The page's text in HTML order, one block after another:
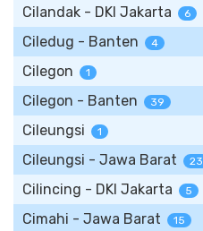
Cilandak - DKI Jakarta 6
Ciledug - Banten 4
Cilegon 1
Cilegon - Banten 39
Cileungsi 1
Cileungsi - Jawa Barat 23
Cilincing - DKI Jakarta 5
Cimahi - Jawa Barat 15